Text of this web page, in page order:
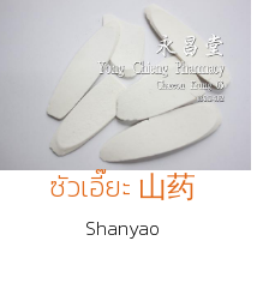
ซัวเอี๊ยะ 山药
Shanyao